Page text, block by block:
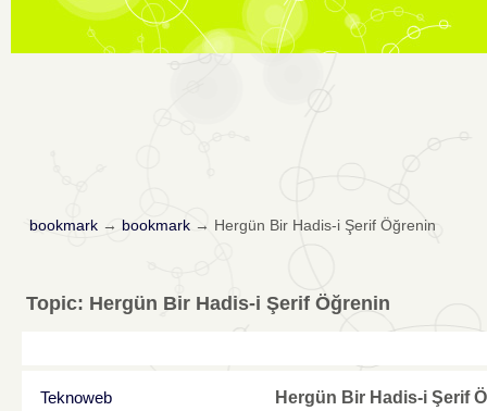
bookmark→ bookmark→ Hergün Bir Hadis-i Şerif Öğrenin
Topic: Hergün Bir Hadis-i Şerif Öğrenin
Teknoweb Hergün Bir Hadis-i Şerif